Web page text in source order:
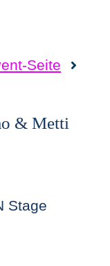
Seite
& Metti
Stage